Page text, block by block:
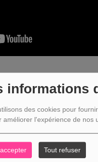
informations
des cookies pour
améliorer l'expérience de nos
Tout refuser
" C'est une bonne nouvelle
invité Thierry Etienne -